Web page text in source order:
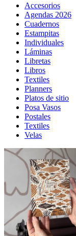
Accesorios
Agendas 2026
Cuadernos
Estampitas
Individuales
Láminas
Libretas
Libros
Textiles
Planners
Platos de sitio
Posa Vasos
Postales
Textiles
Velas